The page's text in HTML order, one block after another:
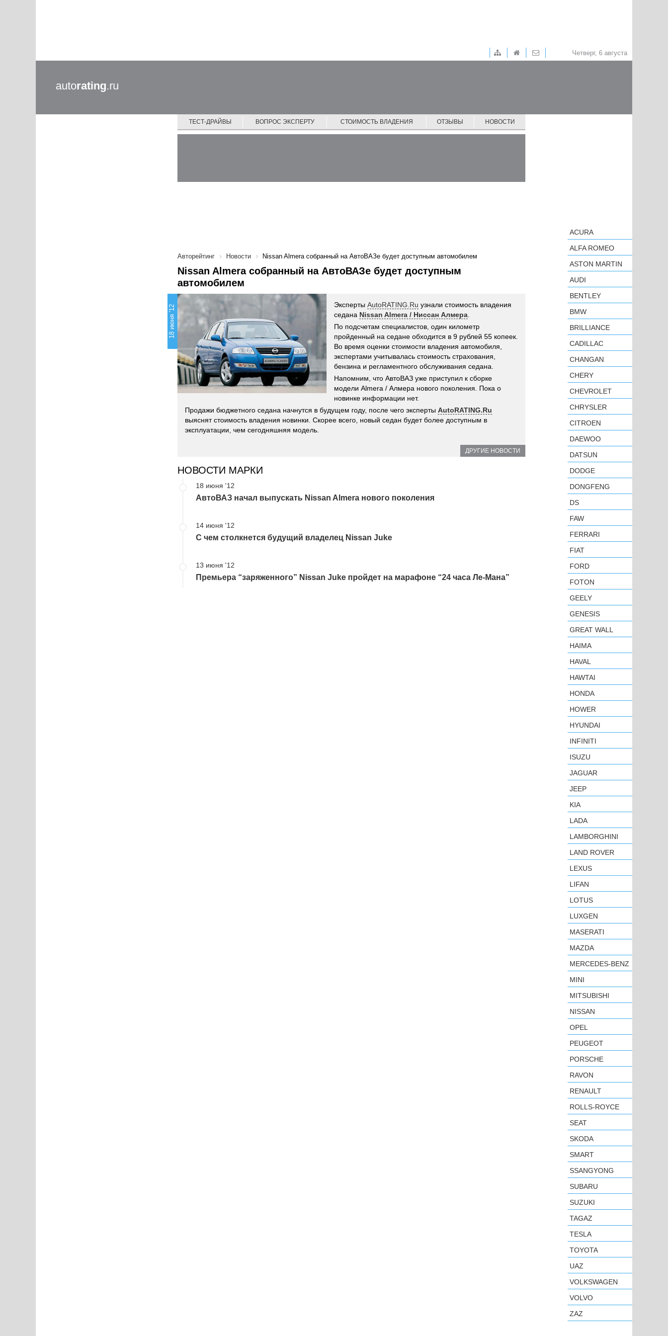
Четверг, 6 августа
autorating.ru
ТЕСТ-ДРАЙВЫ ВОПРОС ЭКСПЕРТУ СТОИМОСТЬ ВЛАДЕНИЯ ОТЗЫВЫ НОВОСТИ
Авторейтинг Новости Nissan Almera собранный на АвтоВАЗе будет доступным автомобилем
Nissan Almera собранный на АвтоВАЗе будет доступным
автомобилем
18 июня '12 Эксперты AutoRATING.Ru узнали стоимость владения
седана Nissan Almera / Ниссан Алмера
По подсчетам специалистов, один километр
пройденный на седане обходится в 9 рублей 55 копеек.
Во время оценки стоимости владения автомобиля,
экспертами учитывалась стоимость страхования,
бензина и регламентного обслуживания седана.
Напомним, что АвтоВАЗ уже приступил к сборке
модели Almera / Алмера нового поколения. Пока о
новинке информации нет.
Продажи бюджетного седана начнутся в будущем году, после чего эксперты AutoRATING.Ru
выяснят стоимость владения новинки. Скорее всего, новый седан будет более доступным в
эксплуатации, чем сегодняшняя модель.
ДРУГИЕ НОВОСТИ
НОВОСТИ МАРКИ
18 июня '12
АвтоВАЗ начал выпускать Nissan Almera нового поколения
14 июня '12
С чем столкнется будущий владелец Nissan Juke
13 июня '12
Премьера “заряженного” Nissan Juke пройдет на марафоне “24 часа Ле-Мана”
ACURA
ALFA ROMEO
ASTON MARTIN
AUDI
BENTLEY
BMW
BRILLIANCE
CADILLAC
CHANGAN
CHERY
CHEVROLET
CHRYSLER
CITROEN
DAEWOO
DATSUN
DODGE
DONGFENG
DS
FAW
FERRARI
FIAT
FORD
FOTON
GEELY
GENESIS
GREAT WALL
HAIMA
HAVAL
HAWTAI
HONDA
HOWER
HYUNDAI
INFINITI
ISUZU
JAGUAR
JEEP
KIA
LADA
LAMBORGHINI
LAND ROVER
LEXUS
LIFAN
LOTUS
LUXGEN
MASERATI
MAZDA
MERCEDES-BENZ
MINI
MITSUBISHI
NISSAN
OPEL
PEUGEOT
PORSCHE
RAVON
RENAULT
ROLLS-ROYCE
SEAT
SKODA
SMART
SSANGYONG
SUBARU
SUZUKI
TAGAZ
TESLA
TOYOTA
UAZ
VOLKSWAGEN
VOLVO
ZAZ